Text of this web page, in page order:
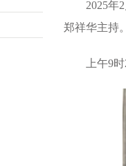
2025年2
郑祥华主持。
上午9时25